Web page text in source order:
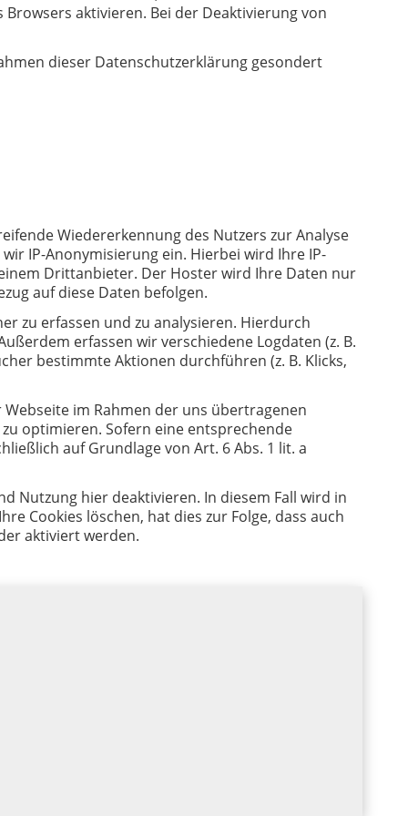
aktivieren. Bei der Deaktivierung von
dieser Datenschutzerklärung gesondert
Wiedererkennung des Nutzers zur Analyse
IP-Anonymisierung ein. Hierbei wird Ihre IP-
Drittanbieter. Der Hoster wird Ihre Daten nur
auf diese Daten befolgen.
zu erfassen und zu analysieren. Hierdurch
erfassen wir verschiedene Logdaten (z. B.
bestimmte Aktionen durchführen (z. B. Klicks,
im Rahmen der uns übertragenen
optimieren. Sofern eine entsprechende
auf Grundlage von Art. 6 Abs. 1 lit. a
Nutzung hier deaktivieren. In diesem Fall wird in
Cookies löschen, hat dies zur Folge, dass auch
aktiviert werden.